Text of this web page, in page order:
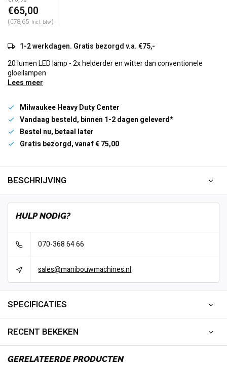
€65,00
(€78,65 Incl. btw)
1-2 werkdagen. Gratis bezorgd v.a. €75,-
20 lumen LED lamp - 2x helderder en witter dan conventionele
gloeilampen
Lees meer
Milwaukee Heavy Duty Center
Vandaag besteld, binnen 1-2 dagen geleverd*
Bestel nu, betaal later
Gratis bezorgd, vanaf € 75,00
BESCHRIJVING
HULP NODIG?
070-368 64 66
sales@manibouwmachines.nl
SPECIFICATIES
RECENT BEKEKEN
GERELATEERDE PRODUCTEN